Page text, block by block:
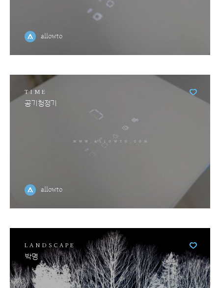
allowto
TIME
공기청정기
allowto
LANDSCAPE
박명